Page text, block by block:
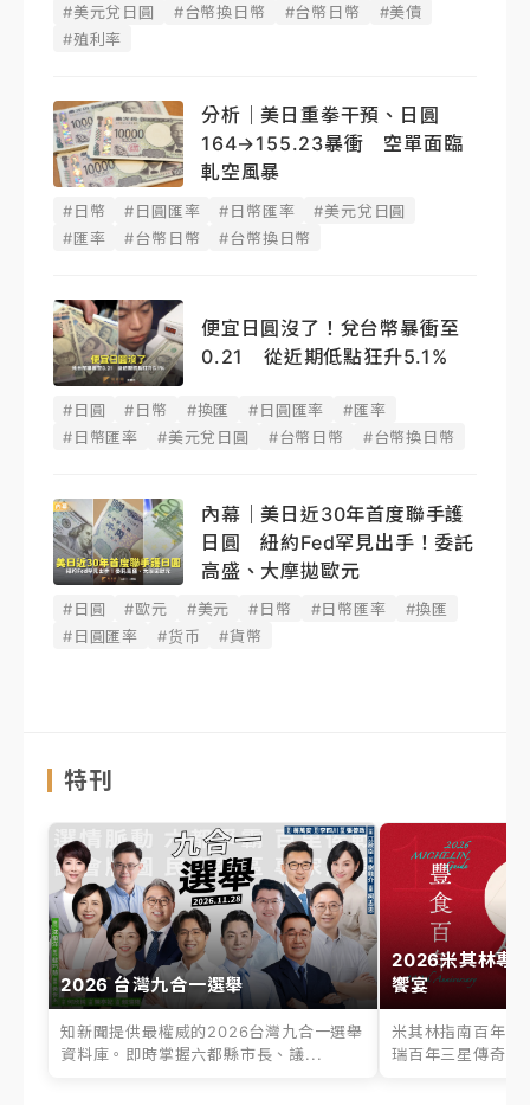
#美元兌日圓
#台幣換日幣 #台幣日幣
#美債
#殖利率
分析｜美日重拳干預、日圓
164→155.23暴衝 空單面臨
軋空風暴
#日幣 #日圓匯率 #日幣匯率
#美元兌日圓
#匯率
#台幣日幣 #台幣換日幣
便宜日圓沒了！兌台幣暴衝至
0.21 從近期低點狂升5.1%
#日圓 #日幣 #換匯 #日圓匯率
#匯率
#日幣匯率
#美元兌日圓 #台幣日幣 #台幣換日幣
內幕｜美日近30年首度聯手護
日圓 紐約Fed罕見出手！委託
高盛、大摩拋歐元
#日圓 #歐元 #美元 #日幣 #日幣匯率
#換匯
#日圓匯率
#货币 #貨幣
特刊
2026 台灣九合一選舉
知新聞提供最權威的2026台灣九合一選舉
資料庫。即時掌握六都縣市長、議...
2026米其林專
饗宴
米其林指南百年之
瑞百年三星傳奇、